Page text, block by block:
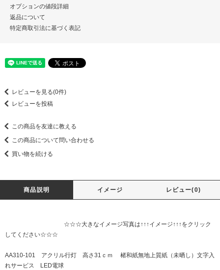
オプションの値段詳細
返品について
特定商取引法に基づく表記
レビューを見る(0件)
レビューを投稿
この商品を友達に教える
この商品について問い合わせる
買い物を続ける
商品説明 イメージ レビュー(0)
☆☆☆大きなイメージ写真は↑↑↑イメージ↑↑↑をクリック
してください☆☆☆
AA310-101 アクリル行灯 高さ31ｃｍ 楮和紙無地上質紙（未晒し）文字入
れサービス LED電球